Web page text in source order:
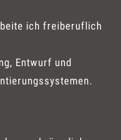
ich freiberuflich
Entwurf und